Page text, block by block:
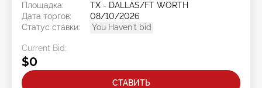
Площадка:
TX - DALLAS/FT WORTH
Дата торгов:
08/10/2026
Статус ставки:
You Haven't bid
Current Bid:
$0
СТАВИТЬ